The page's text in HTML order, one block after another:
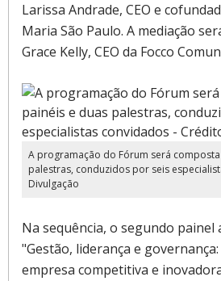
Larissa Andrade, CEO e
Maria São Paulo. A mediação
Grace Kelly, CEO da Focco
A programação do Fórum será
palestras, conduzidos por seis
Divulgação
Na sequência, o segundo painel
"Gestão, liderança e
empresa competitiva e